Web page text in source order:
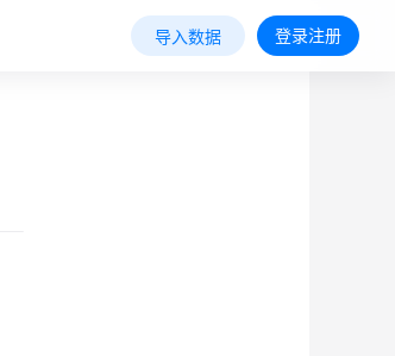
导入数据 登录注册